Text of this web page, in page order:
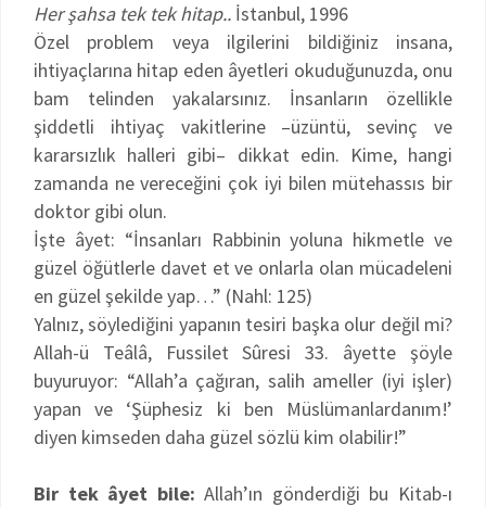
Her şahsa tek tek hitap.. İstanbul, 1996
Özel problem veya ilgilerini bildiğiniz insana,
ihtiyaçlarına hitap eden âyetleri okuduğunuzda, onu
bam telinden yakalarsınız. İnsanların özellikle
şiddetli ihtiyaç vakitlerine –üzüntü, sevinç ve
kararsızlık halleri gibi– dikkat edin. Kime, hangi
zamanda ne vereceğini çok iyi bilen mütehassıs bir
doktor gibi olun.
İşte âyet: “İnsanları Rabbinin yoluna hikmetle ve
güzel öğütlerle davet et ve onlarla olan mücadeleni
en güzel şekilde yap…” (Nahl: 125)
Yalnız, söylediğini yapanın tesiri başka olur değil mi?
Allah-ü Teâlâ, Fussilet Sûresi 33. âyette şöyle
buyuruyor: “Allah’a çağıran, salih ameller (iyi işler)
yapan ve ‘Şüphesiz ki ben Müslümanlardanım!’
diyen kimseden daha güzel sözlü kim olabilir!”
Bir tek âyet bile: Allah’ın gönderdiği bu Kitab-ı